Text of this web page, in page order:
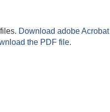
Download adobe Acrobat
the PDF file.